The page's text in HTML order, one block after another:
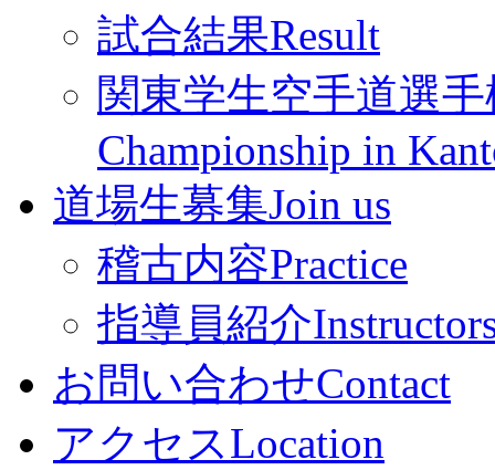
試合結果Result
関東学生空手道選
Championship in
道場生募集Join us
稽古内容Practice
指導員紹介
お問い合わせContact
アクセスLocation